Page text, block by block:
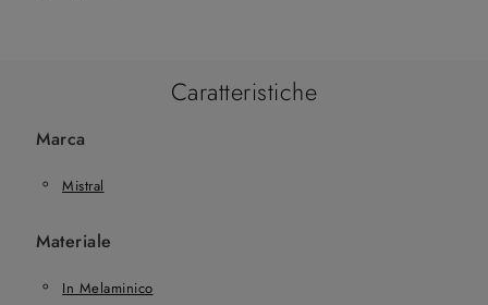
Caratteristiche
Marca
Mistral
Materiale
In Melaminico